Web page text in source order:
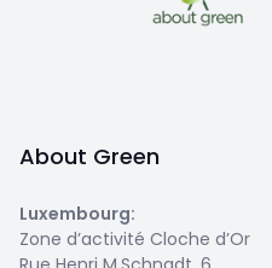
About Green
Luxembourg:
Zone d’activité Cloche d’Or